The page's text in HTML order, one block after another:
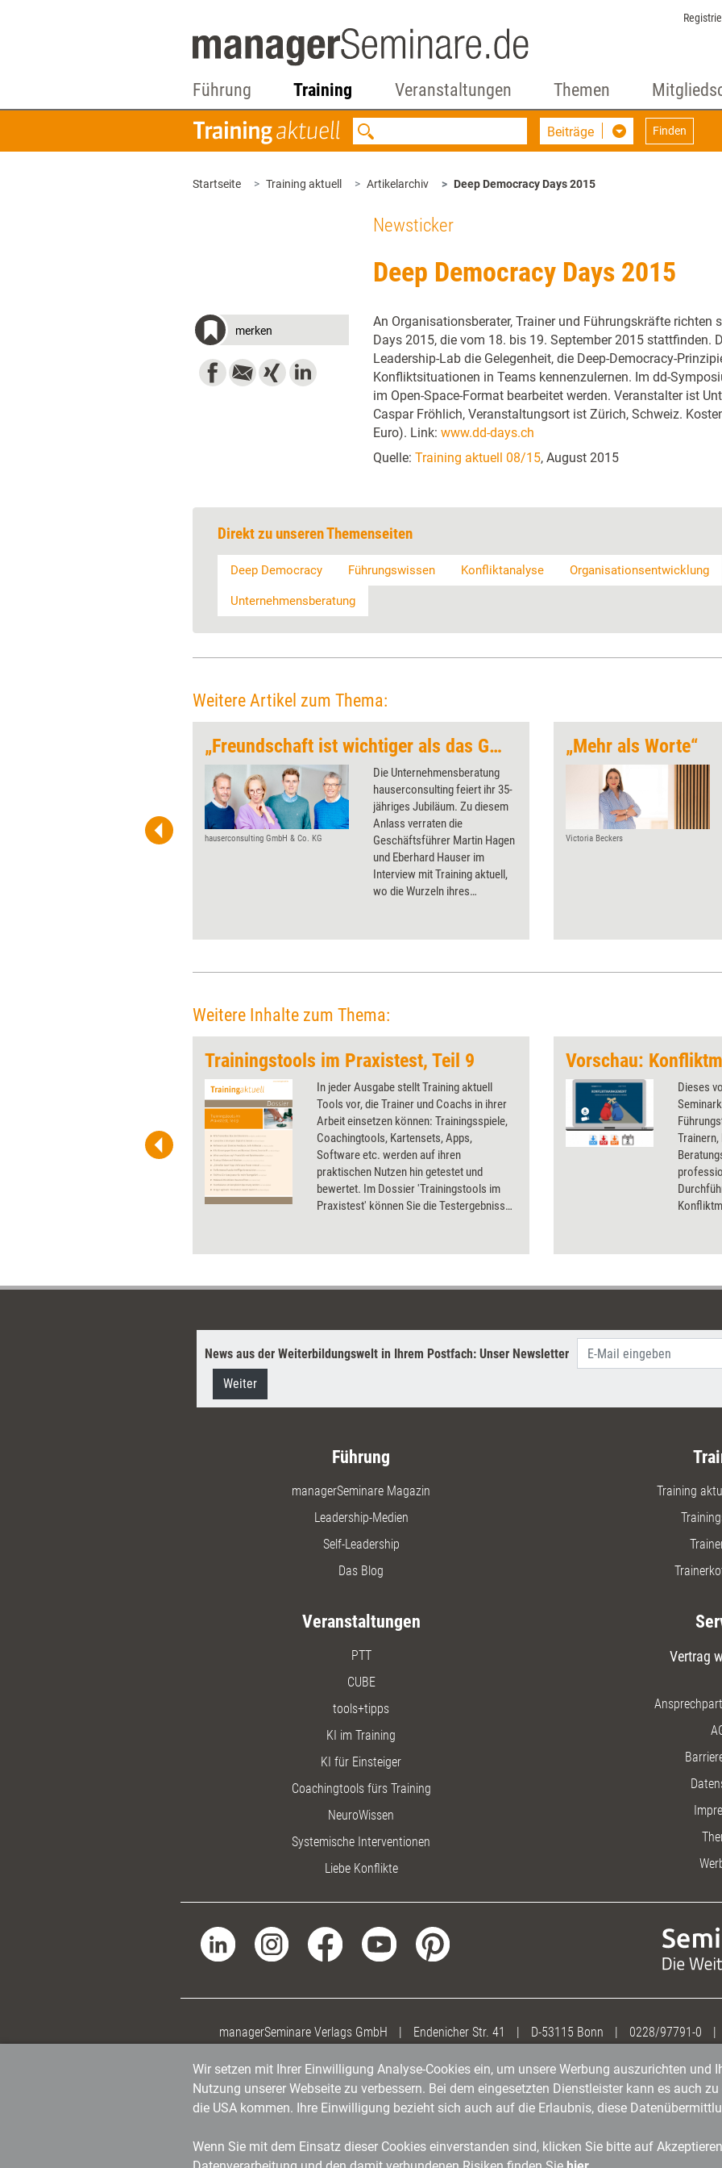
Führung Training Veranstaltungen Themen
Beiträge Finden
Startseite Training aktuell Artikelarchiv Deep Democracy Days 2015
Newsticker
Deep Democracy Days 2015
merken
An Organisationsberater, Trainer und Führungskräfte richten
Days 2015, die vom 18. bis 19. September 2015 stattfinden.
Leadership-Lab die Gelegenheit, die Deep-Democracy-
Konfliktsituationen in Teams kennenzulernen. Im dd-
im Open-Space-Format bearbeitet werden. Veranstalter ist
Caspar Fröhlich, Veranstaltungsort ist Zürich, Schweiz.
Euro). Link: www.dd-days.ch
Quelle: Training aktuell 08/15, August 2015
Direkt zu unseren Themenseiten
Deep Democracy Führungswissen Konfliktanalyse Organisationsentwicklung
Unternehmensberatung
Weitere Artikel zum Thema:
Zusammenarbeit beflügeln und
„Freundschaft ist wichtiger als das Geschäft“
hauserconsulting GmbH & Co. KG
Die Unternehmensberatung
hauserconsulting feiert ihr 35-
jähriges Jubiläum. Zu diesem
Anlass verraten die
Geschäftsführer Martin Hagen
und Eberhard Hauser im
Interview mit Training aktuell,
wo die Wurzeln ihres
ungewöhnlichster Auftrag war.
„Mehr als Worte“
Victoria Beckers
Weitere Inhalte zum Thema:
Trainingstools im Praxistest, Teil 9
In jeder Ausgabe stellt Training aktuell
Tools vor, die Trainer und Coachs in ihrer
Arbeit einsetzen können: Trainingsspiele,
Coachingtools, Kartensets, Apps,
Software etc. werden auf ihren
praktischen Nutzen hin getestet und
bewertet. Im Dossier 'Trainingstools im
Praxistest' können Sie die Testergebnisse
Dossier Teil 9 neben diversen Trainings-
App und neuartige Haftnotizen.
Dieses
News aus der Weiterbildungswelt in Ihrem Postfach: Unser Newsletter
Weiter
Führung
managerSeminare Magazin
Leadership-Medien
Self-Leadership
Das Blog
Training
Veranstaltungen
PTT
CUBE
tools+tipps
KI im Training
KI für Einsteiger
Coachingtools fürs Training
NeuroWissen
Systemische Interventionen
Liebe Konflikte
Vertrag
managerSeminare Verlags GmbH | Endenicher Str. 41 | D-53115 Bonn | 0228/97791-0 |
Wir setzen mit Ihrer Einwilligung Analyse-Cookies ein, um unsere Werbung auszurichten und
Nutzung unserer Webseite zu verbessern. Bei dem eingesetzten Dienstleister kann es auch
die USA kommen. Ihre Einwilligung bezieht sich auch auf die Erlaubnis, diese
Wenn Sie mit dem Einsatz dieser Cookies einverstanden sind, klicken Sie bitte auf